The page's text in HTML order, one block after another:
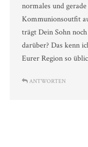
normales und
Kommunionsoutfit
trägt Dein Sohn
darüber? Das kenn
Eurer Region so
ANTWORTEN